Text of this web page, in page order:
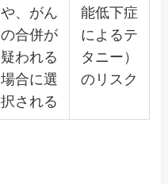
や、がん
の合併が
疑われる
場合に選
択される
能低下症
によるテ
タニー）
のリスク